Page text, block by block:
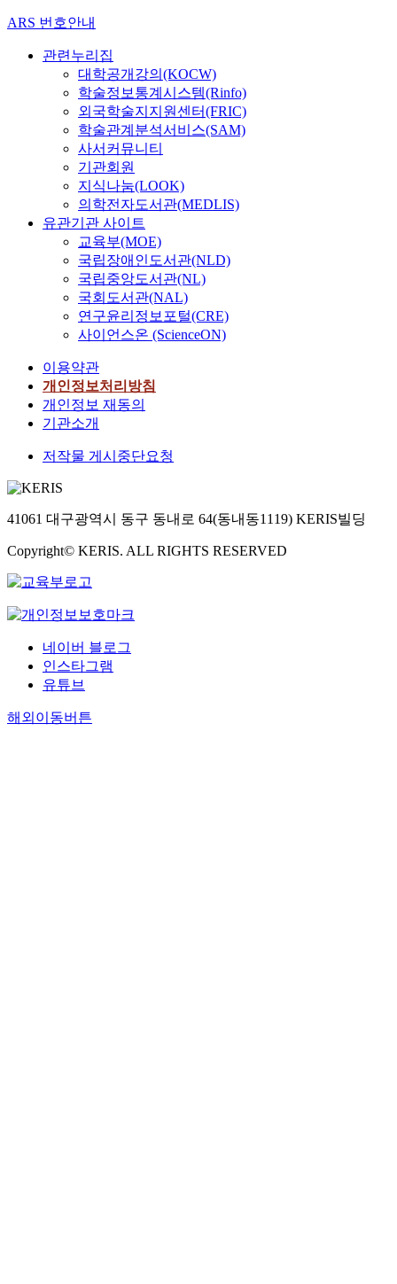
ARS 번호안내
관련누리집
대학공개강의(KOCW)
학술정보통계시스템(Rinfo)
외국학술지지원센터(FRIC)
학술관계분석서비스(SAM)
사서커뮤니티
기관회원
지식나눔(LOOK)
의학전자도서관(MEDLIS)
유관기관 사이트
교육부(MOE)
국립장애인도서관(NLD)
국립중앙도서관(NL)
국회도서관(NAL)
연구윤리정보포털(CRE)
사이언스온 (ScienceON)
이용약관
개인정보처리방침
개인정보 재동의
기관소개
저작물 게시중단요청
41061 대구광역시 동구 동내로 64(동내동1119) KERIS빌딩
Copyright© KERIS. ALL RIGHTS RESERVED
네이버 블로그
인스타그램
유튜브
해외이동버튼